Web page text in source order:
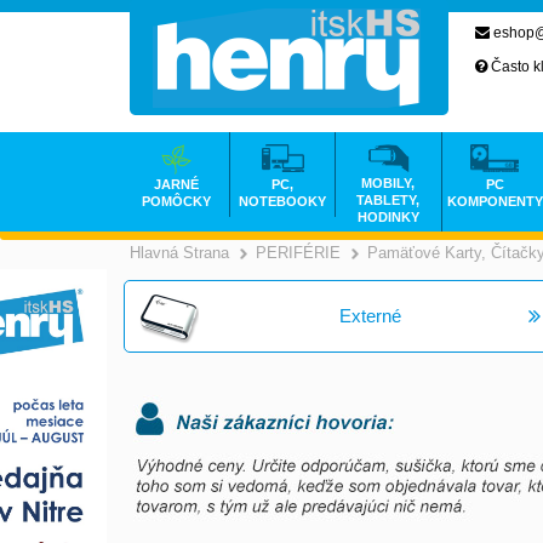
Hlavná Strana >
PERIFÉRIE >
Pamäťové Karty,
Externé
Často
JARNÉ
POMÔCKY
PC,
NOTEBOOKY
MOBILY,
TABLETY,
HODINKY
PC
KOMPONENTY